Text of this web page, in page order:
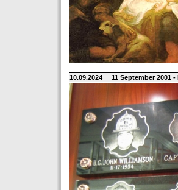
10.09.2024 11 September 2001